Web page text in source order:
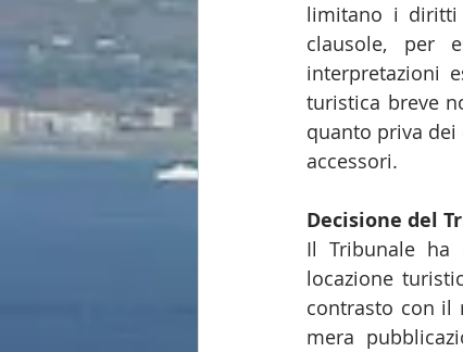
limitano i diritti
clausole, per
interpretazioni
turistica breve
quanto priva
accessori.
Decisione del
Il Tribunale ha
locazione
contrasto con il
mera